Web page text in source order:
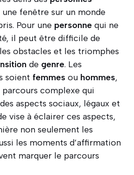
fenêtre sur un monde
Pour une personne qui ne
il peut être difficile de
obstacles et les triomphes
de genre. Les
soient femmes ou hommes,
parcours complexe qui
aspects sociaux, légaux et
vise à éclairer ces aspects,
non seulement les
les moments d’affirmation
marquer le parcours